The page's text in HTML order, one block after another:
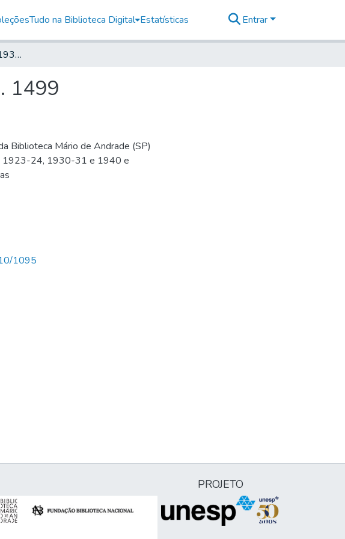
Tudo na Biblioteca Digital Estatísticas Entrar
Il Pasquino Coloniale, 1939, Anno XXXIII, n. 1499
1499
Biblioteca Mário de Andrade (SP)
1923-24, 1930-31 e 1940 e
1095
PROJETO